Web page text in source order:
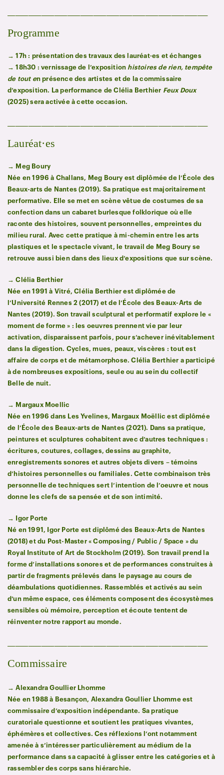
Programme
→ 17h : présentation des travaux des lauréat·es et échanges
→ 18h30 : vernissage de l’exposition histoires de rien, tempête
de tout en présence des artistes et de la commissaire
d’exposition. La performance de Clélia Berthier Feux Doux
(2025) sera activée à cette occasion.
Lauréat·es
→ Meg Boury
Née en 1996 à Challans, Meg Boury est diplômée de l’École des
Beaux-arts de Nantes (2019). Sa pratique est majoritairement
performative. Elle se met en scène vêtue de costumes de sa
confection dans un cabaret burlesque folklorique où elle
raconte des histoires, souvent personnelles, empreintes du
milieu rural. Avec cette pratique à mi-chemin entre les arts
plastiques et le spectacle vivant, le travail de Meg Boury se
retrouve aussi bien dans des lieux d’expositions que sur scène.
→ Clélia Berthier
Née en 1991 à Vitré, Clélia Berthier est diplômée de
l’Université Rennes 2 (2017) et de l’École des Beaux-Arts de
Nantes (2019). Son travail sculptural et performatif explore le «
moment de forme » : les oeuvres prennent vie par leur
activation, disparaissent parfois, pour s’achever inévitablement
dans la digestion. Cycles, mues, peaux, viscères : tout est
affaire de corps et de métamorphose. Clélia Berthier a participé
à de nombreuses expositions, seule ou au sein du collectif
Belle de nuit.
→ Margaux Moellic
Née en 1996 dans Les Yvelines, Margaux Moëllic est diplômée
de l’École des Beaux-arts de Nantes (2021). Dans sa pratique,
peintures et sculptures cohabitent avec d’autres techniques :
écritures, coutures, collages, dessins au graphite,
enregistrements sonores et autres objets divers – témoins
d’histoires personnelles ou familiales. Cette combinaison très
personnelle de techniques sert l’intention de l’oeuvre et nous
donne les clefs de sa pensée et de son intimité.
→ Igor Porte
Né en 1991, Igor Porte est diplômé des Beaux-Arts de Nantes
(2018) et du Post-Master « Composing / Public / Space » du
Royal Institute of Art de Stockholm (2019). Son travail prend la
forme d’installations sonores et de performances construites à
partir de fragments prélevés dans le paysage au cours de
déambulations quotidiennes. Rassemblés et activés au sein
d’un même espace, ces éléments composent des écosystèmes
sensibles où mémoire, perception et écoute tentent de
réinventer notre rapport au monde.
Commissaire
→ Alexandra Goullier Lhomme
Née en 1988 à Besançon, Alexandra Goullier Lhomme est
commissaire d’exposition indépendante. Sa pratique
curatoriale questionne et soutient les pratiques vivantes,
éphémères et collectives. Ces réflexions l’ont notamment
amenée à s’intéresser particulièrement au médium de la
performance dans sa capacité à glisser entre les catégories et à
rassembler des corps sans hiérarchie.